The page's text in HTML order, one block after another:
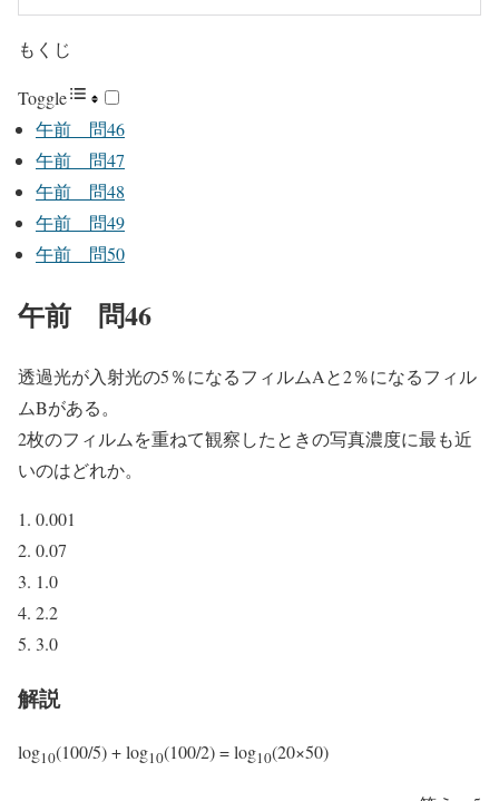
もくじ
Toggle
午前 問46
午前 問47
午前 問48
午前 問49
午前 問50
午前 問46
透過光が入射光の5％になるフィルムAと2％になるフィル
ムBがある。
2枚のフィルムを重ねて観察したときの写真濃度に最も近
いのはどれか。
0.001
0.07
1.0
2.2
3.0
解説
log10(100/5) + log10(100/2) = log10(20×50)